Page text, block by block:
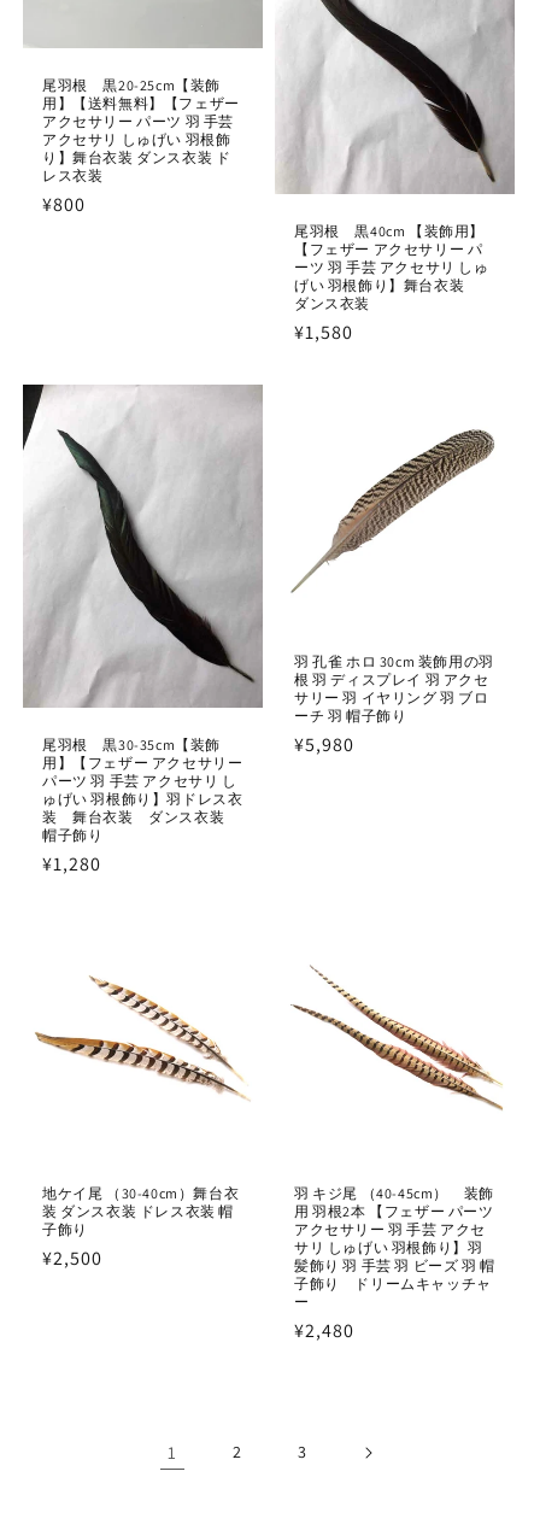
尾羽根 黒20-25cm【装飾
用】【送料無料】【フェザー
アクセサリー パーツ 羽 手芸
アクセサリ しゅげい 羽根飾
り】舞台衣装 ダンス衣装 ド
レス衣装
通
¥800
尾羽根 黒40cm 【装飾用】
【フェザー アクセサリー パ
ーツ 羽 手芸 アクセサリ しゅ
げい 羽根飾り】舞台衣装
ダンス衣装
通
¥1,580
尾羽根 黒30-35cm【装飾
用】【フェザー アクセサリー
パーツ 羽 手芸 アクセサリ し
ゅげい 羽根飾り】羽ドレス衣
装 舞台衣装 ダンス衣装
帽子飾り
通
¥1,280
羽 孔雀 ホロ 30cm 装飾用の羽
根 羽 ディスプレイ 羽 アクセ
サリー 羽 イヤリング 羽 ブロ
ーチ 羽 帽子飾り
通
¥5,980
地ケイ尾 （30-40cm）舞台衣
装 ダンス衣装 ドレス衣装 帽
子飾り
通
¥2,500
羽 キジ尾 （40-45cm） 装飾
用 羽根2本 【フェザー パーツ
アクセサリー 羽 手芸 アクセ
サリ しゅげい 羽根飾り】羽
髪飾り 羽 手芸 羽 ビーズ 羽 帽
子飾り ドリームキャッチャ
ー
通
¥2,480
1 2 3